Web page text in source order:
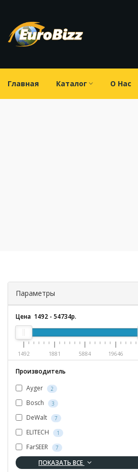
Главная Каталог О Нас
Параметры
Цена 1492 - 54734р.
1492 1881 5884 19646
Производитель
Ayger
2
Bosch 3
DeWalt 7
ELITECH 1
FarSEER 7
ПОКАЗАТЬ ВСЕ